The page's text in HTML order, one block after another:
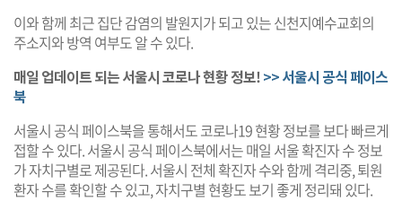
이와 함께 최근 집단 감염의 발원지가 되고 있는 신천지예수교회의
주소지와 방역 여부도 알 수 있다.
매일 업데이트 되는 서울시 코로나 현황 정보!>> 서울시 공식 페이스
북
서울시 공식 페이스북을 통해서도 코로나19 현황 정보를 보다 빠르게
접할 수 있다. 서울시 공식 페이스북에서는 매일 서울 확진자 수 정보
가 자치구별로 제공된다. 서울시 전체 확진자 수와 함께 격리중, 퇴원
환자 수를 확인할 수 있고, 자치구별 현황도 보기 좋게 정리돼 있다.